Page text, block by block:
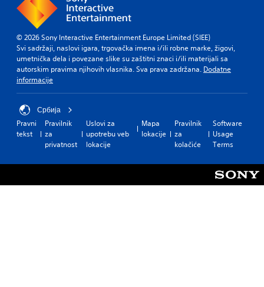
© 2026 Sony Interactive Entertainment Europe Limited (SIEE)
Svi sadržaji, naslovi igara, trgovačka imena i/ili robne marke, žigovi,
umetnička dela i povezane slike su zaštitni znaci i/ili materijali sa
autorskim pravima njihovih vlasnika. Sva prava zadržana. Dodatne
informacije
Србија
Pravni
tekst
Pravilnik
za
privatnost
Uslovi za
upotrebu veb
lokacije
Mapa
lokacije
Pravilnik
za
kolačiće
Software
Usage
Terms